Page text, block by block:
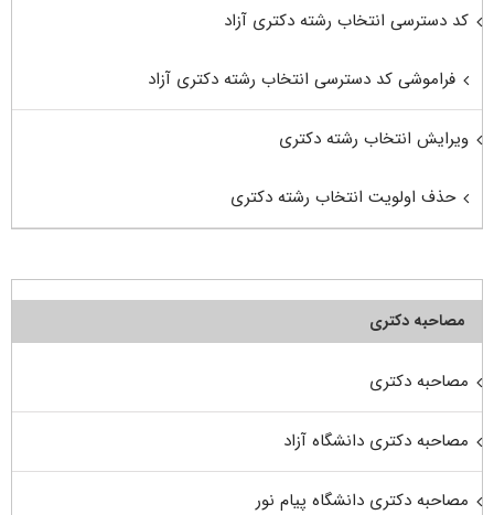
کد دسترسی انتخاب رشته دکتری آزاد
فراموشی کد دسترسی انتخاب رشته دکتری آزاد
ویرایش انتخاب رشته دکتری
حذف اولویت انتخاب رشته دکتری
مصاحبه دکتری
مصاحبه دکتری
مصاحبه دکتری دانشگاه آزاد
مصاحبه دکتری دانشگاه پیام نور